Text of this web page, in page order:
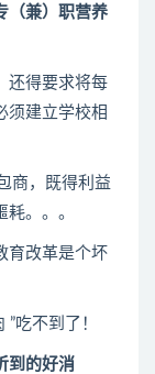
（兼）职营养
还得要求将每
须建立学校相
商，既得利益
。。。
育改革是个坏
吃不到了！
到的好消